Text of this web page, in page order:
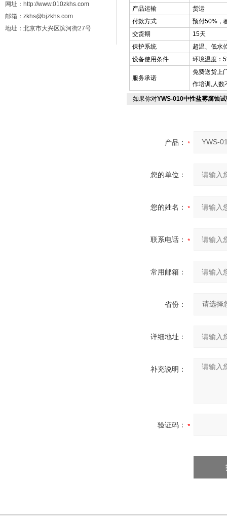
网址：http://www.010zkhs.com
邮箱：zkhs@bjzkhs.com
地址：北京市大兴区滨河街27号
产品运输
货运
付款方式
预付50%，
交货期
15天
保护系统
超温、低水
设备使用条件
环境温度：
服务承诺
免费送货上
作培训,人数
如果你对YWS-010中性盐雾腐蚀
产品：
您的单位：
您的姓名：
联系电话：
常用邮箱：
省份：
详细地址：
补充说明：
验证码：